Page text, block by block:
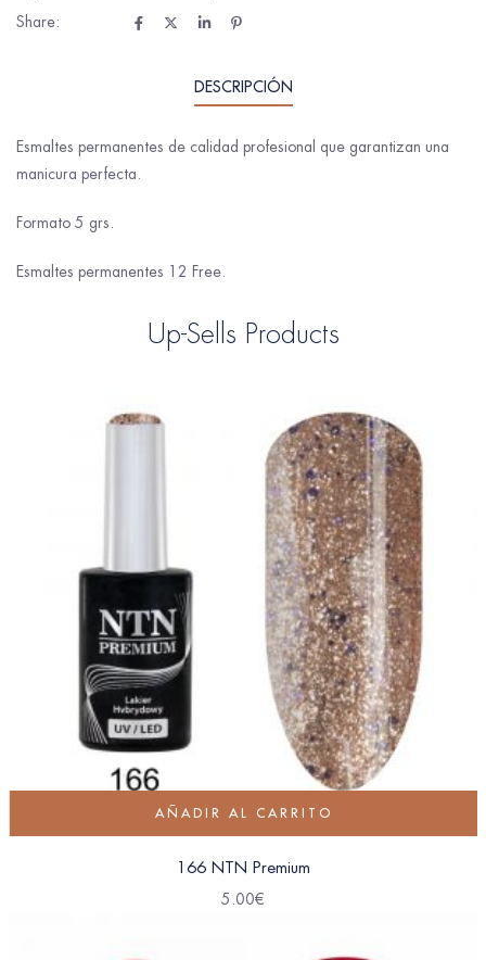
Share:
DESCRIPCIÓN
Esmaltes permanentes de calidad profesional que garantizan una
manicura perfecta.
Formato 5 grs.
Esmaltes permanentes 12 Free.
Up-Sells Products
AÑADIR AL CARRITO
166 NTN Premium
5.00€